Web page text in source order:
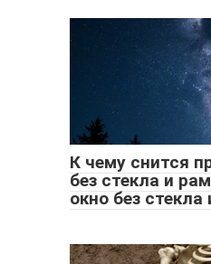
К чему снится
без стекла и
окно без